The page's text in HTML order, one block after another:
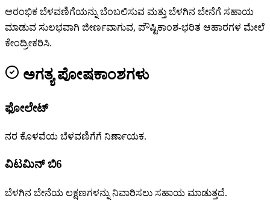
ಆರಂಭಿಕ ಬೆಳವಣಿಗೆಯನ್ನು ಬೆಂಬಲಿಸುವ ಮತ್ತು ಬೆಳಗಿನ ಬೇನೆಗೆ ಸಹಾಯ
ಮಾಡುವ ಸುಲಭವಾಗಿ ಜೀರ್ಣವಾಗುವ, ಪೌಷ್ಟಿಕಾಂಶ-ಭರಿತ ಆಹಾರಗಳ ಮೇಲೆ
ಕೇಂದ್ರೀಕರಿಸಿ.
ಅಗತ್ಯ ಪೋಷಕಾಂಶಗಳು
ಫೋಲೇಟ್
ನರ ಕೊಳವೆಯ ಬೆಳವಣಿಗೆಗೆ ನಿರ್ಣಾಯಕ.
ವಿಟಮಿನ್ ಬಿ6
ಬೆಳಗಿನ ಬೇನೆಯ ಲಕ್ಷಣಗಳನ್ನು ನಿವಾರಿಸಲು ಸಹಾಯ ಮಾಡುತ್ತದೆ.